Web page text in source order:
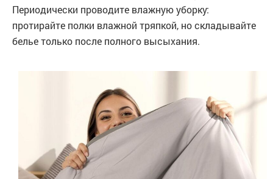
Периодически проводите влажную уборку:
протирайте полки влажной тряпкой, но складывайте
белье только после полного высыхания.